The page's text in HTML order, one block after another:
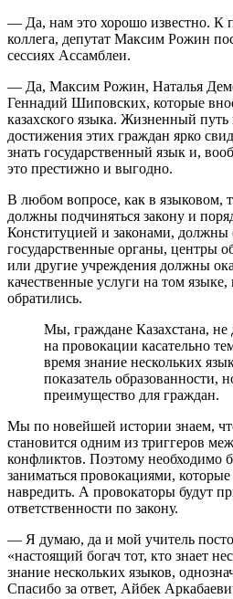
— Да, нам это хорошо известно. К
коллега, депутат Максим Рожин
сессиях Ассамблеи.
— Да, Максим Рожин, Наталья
Геннадий Шиповских, которые
казахского языка. Жизненный
достижения этих граждан ярко
знать государственный язык и,
это престижно и выгодно.
В любом вопросе, как в языковом,
должны подчиняться закону и
Конституцией и законами, должны
государственные органы, центры
или другие учреждения должны
качественные услуги на том
обратились.
Мы, граждане Казахстана, не
на провокации касательно
время знание нескольких
показатель образованности,
преимущество для граждан.
Мы по новейшей истории знаем,
становится одним из триггеров
конфликтов. Поэтому необходимо
заниматься провокациями,
навредить. А провокаторы будут
ответственности по закону.
— Я думаю, да и мой учитель
«настоящий богач тот, кто знает
знание нескольких языков,
Спасибо за ответ, Айбек